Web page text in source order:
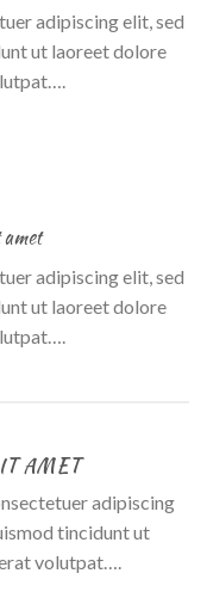
adipiscing elit, sed
ut laoreet dolore
adipiscing elit, sed
ut laoreet dolore
AMET
adipiscing
tincidunt ut
volutpat….